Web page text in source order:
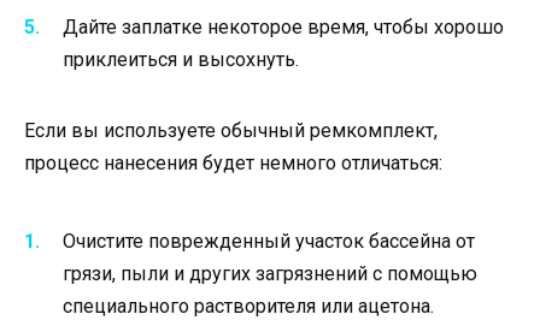
Дайте заплатке некоторое время, чтобы хорошо
приклеиться и высохнуть.
Если вы используете обычный ремкомплект,
процесс нанесения будет немного отличаться:
Очистите поврежденный участок бассейна от
грязи, пыли и других загрязнений с помощью
специального растворителя или ацетона.